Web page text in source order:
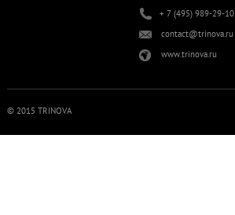
+ 7 (495) 989-29-10
contact@trinova.ru
www.trinova.ru
© 2015 TRINOVA